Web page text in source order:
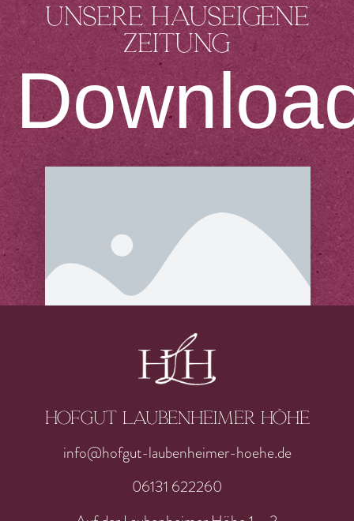
Unsere hauseigene
Zeitung
Hofgut laubenheimer höhe
info@hofgut-laubenheimer-hoehe.de
06131 622260